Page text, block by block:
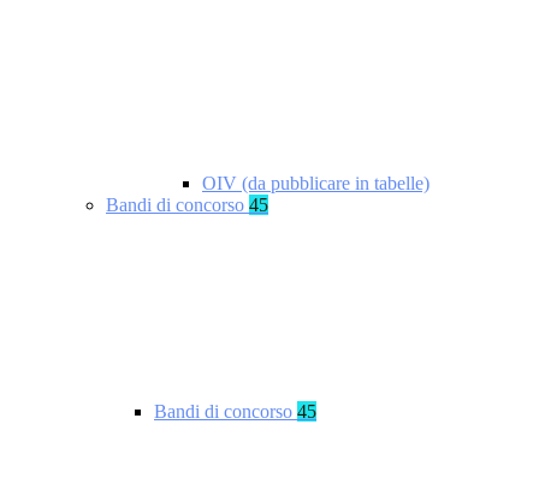
OIV (da pubblicare in tabelle)
Bandi di concorso 45
Bandi di concorso 45